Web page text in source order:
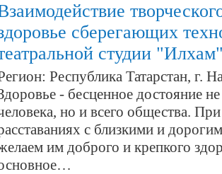
сберегающих
студии
Республика Татарстан, г.
- бесценное достояние
но и всего общества.
с близкими и
им доброго и крепкого